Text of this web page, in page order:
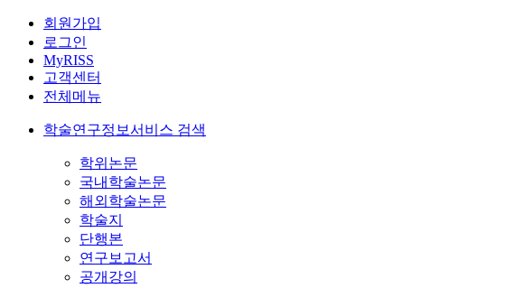
회원가입
로그인
MyRISS
고객센터
전체메뉴
학술연구정보서비스 검색
학위논문
국내학술논문
해외학술논문
학술지
단행본
연구보고서
공개강의